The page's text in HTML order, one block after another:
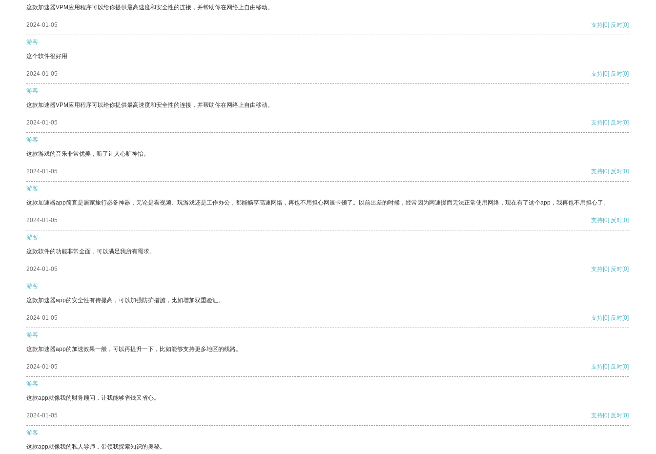
这款加速器VPM应用程序可以给你提供最高速度和安全性的连接，并帮助你在网络上自由移动。
2024-01-05 支持[0] 反对[0]
游客
这个软件很好用
2024-01-05 支持[0] 反对[0]
游客
这款加速器VPM应用程序可以给你提供最高速度和安全性的连接，并帮助你在网络上自由移动。
2024-01-05 支持[0] 反对[0]
游客
这款游戏的音乐非常优美，听了让人心旷神怡。
2024-01-05 支持[0] 反对[0]
游客
这款加速器app简直是居家旅行必备神器，无论是看视频、玩游戏还是工作办公，都能畅享高速网络，再也不用担心网速卡顿了。以前出差的时候，经常因为网速慢而无法正常使用网络，现在有了这个app，我再也不用担心了。
2024-01-05 支持[0] 反对[0]
游客
这款软件的功能非常全面，可以满足我所有需求。
2024-01-05 支持[0] 反对[0]
游客
这款加速器app的安全性有待提高，可以加强防护措施，比如增加双重验证。
2024-01-05 支持[0] 反对[0]
游客
这款加速器app的加速效果一般，可以再提升一下，比如能够支持更多地区的线路。
2024-01-05 支持[0] 反对[0]
游客
这款app就像我的财务顾问，让我能够省钱又省心。
2024-01-05 支持[0] 反对[0]
游客
这款app就像我的私人导师，带领我探索知识的奥秘。